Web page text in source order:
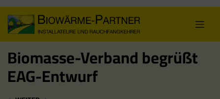
content
Biomasse-Verband begrüßt
EAG-Entwurf